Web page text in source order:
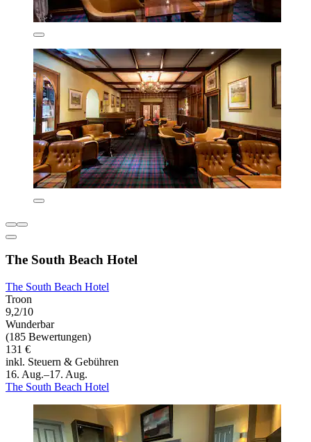
The South Beach Hotel
The South Beach Hotel
Troon
9,2/10
Wunderbar
(185 Bewertungen)
131 €
inkl. Steuern & Gebühren
16. Aug.–17. Aug.
The South Beach Hotel